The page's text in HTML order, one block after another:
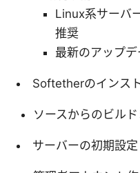
Linux系サーバ
推奨
最新のアップデ
Softetherのインス
ソースからのビル
サーバーの初期設定